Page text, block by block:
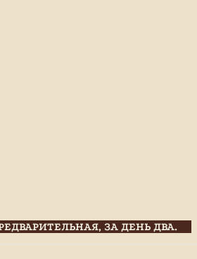
ЗА ДЕНЬ ДВА.